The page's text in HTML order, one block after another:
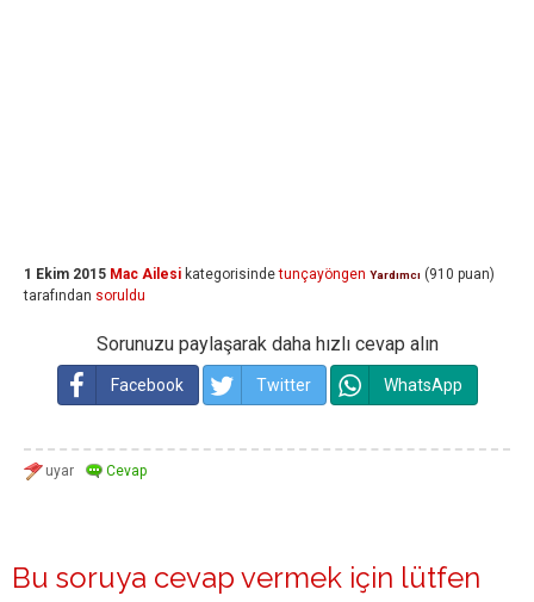
1 Ekim 2015 Mac Ailesi kategorisinde tunçayöngen Yardımcı (910 puan)
tarafından soruldu
Sorunuzu paylaşarak daha hızlı cevap alın
Facebook Twitter WhatsApp
Bu soruya cevap vermek için lütfen